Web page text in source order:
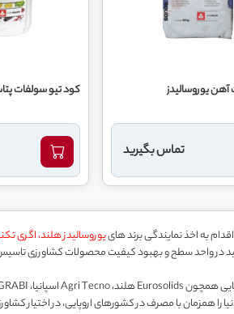
يوروساليدز
تماس بگیرید
کود تيو سولفات
یوروسالیدز هلند، اگری تکنو
واحد سطح و بهبود کیفیت محصولات کشاورزی تاسیس
همزمان با مصرف در کشورهای اروپایی، در اختیار